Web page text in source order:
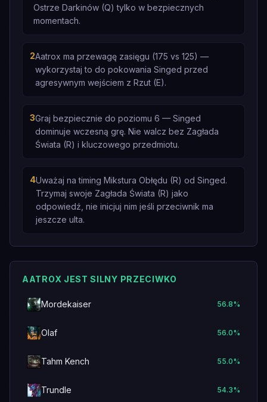
Ostrze Darkinów (Q) tylko w bezpiecznych
momentach.
2Aatrox ma przewagę zasięgu (175 vs 125) —
wykorzystaj to do pokowania Singed przed
agresywnym wejściem z Rzut (E).
3Graj bezpiecznie do poziomu 6 — Singed
dominuje wczesną grę. Nie walcz bez Zagłada
Świata (R) i kluczowego przedmiotu.
4Uważaj na timing Mikstura Obłędu (R) od Singed.
Trzymaj swoje Zagłada Świata (R) jako
odpowiedź, nie inicjuj nim jeśli przeciwnik ma
jeszcze ulta.
AATROX JEST SILNY PRZECIWKO
Mordekaiser 56.8%
Olaf 56.0%
Tahm Kench 55.0%
Trundle 54.3%